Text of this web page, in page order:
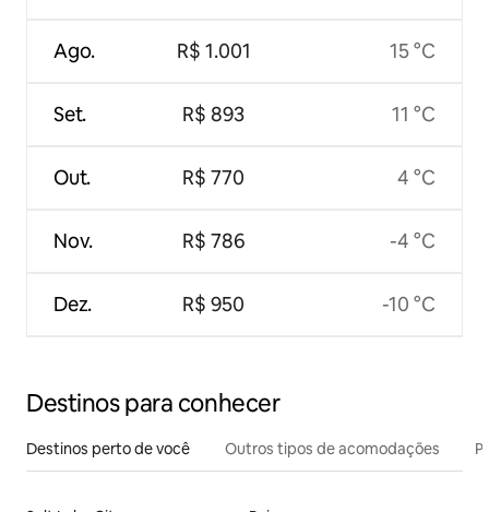
Ago.
Set.
Out.
Nov.
Dez.
R$ 1.001
R$ 893
R$ 770
R$ 786
R$ 950
15 °C
11 °C
4 °C
-4 °C
-10 °C
Destinos para conhecer
Destinos perto de você Outros tipos de acomodações